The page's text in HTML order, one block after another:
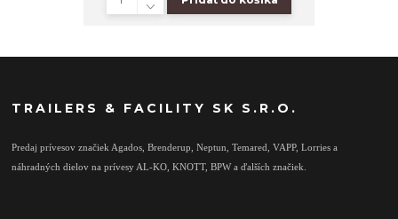
TRAILERS & FACILITY SK S.R.O.
Predaj prívesov značiek Agados, Brenderup, Neptun, Temared, VAPP, Lorries a
náhradných dielov na prívesy AL-KO, KNOTT, BPW a ďalších značiek.